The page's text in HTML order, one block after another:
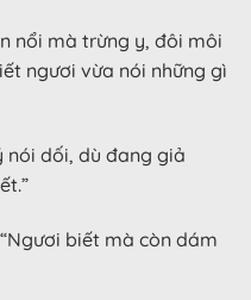
nổi mà trừng y, đôi môi
ngươi vừa nói những gì
nói dối, dù đang giả
biết mà còn dám